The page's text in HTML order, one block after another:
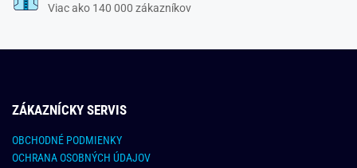
Viac ako 140 000 zákazníkov
ZÁKAZNÍCKY SERVIS
OBCHODNÉ PODMIENKY
OCHRANA OSOBNÝCH ÚDAJOV